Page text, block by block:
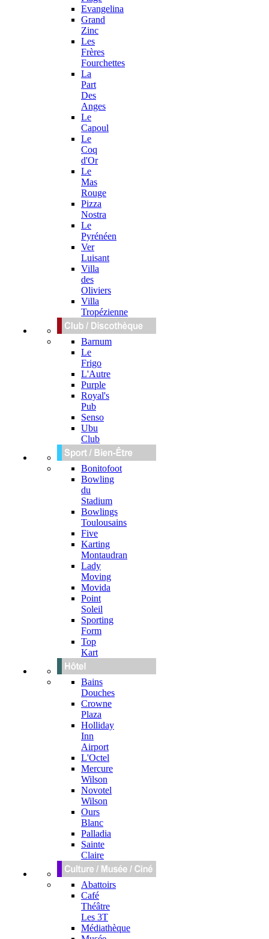
Evangelina
Grand
Zinc
Les
Frères
Fourchettes
La
Part
Des
Anges
Le
Capoul
Le
Coq
d'Or
Le
Mas
Rouge
Pizza
Nostra
Le
Pyrénéen
Ver
Luisant
Villa
des
Oliviers
Villa
Tropézienne
Barnum
Le
Frigo
L'Autre
Purple
Royal's
Pub
Senso
Ubu
Club
Bonitofoot
Bowling
du
Stadium
Bowlings
Toulousains
Five
Karting
Montaudran
Lady
Moving
Movida
Point
Soleil
Sporting
Form
Top
Kart
Bains
Douches
Crowne
Plaza
Holliday
Inn
Airport
L'Octel
Mercure
Wilson
Novotel
Wilson
Ours
Blanc
Palladia
Sainte
Claire
Abattoirs
Café
Théâtre
Les 3T
Médiathèque